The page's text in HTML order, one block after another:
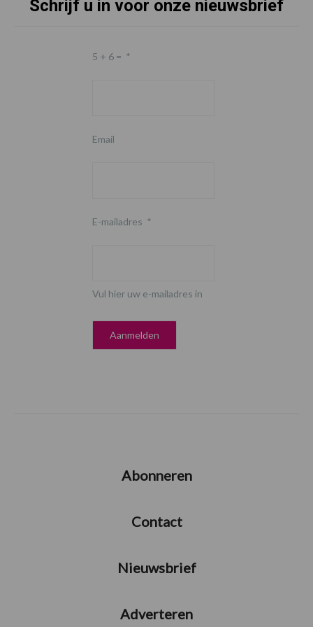
Schrijf u in voor onze nieuwsbrief
5 + 6 = *
Email
E-mailadres *
Vul hier uw e-mailadres in
Abonneren
Contact
Nieuwsbrief
Adverteren